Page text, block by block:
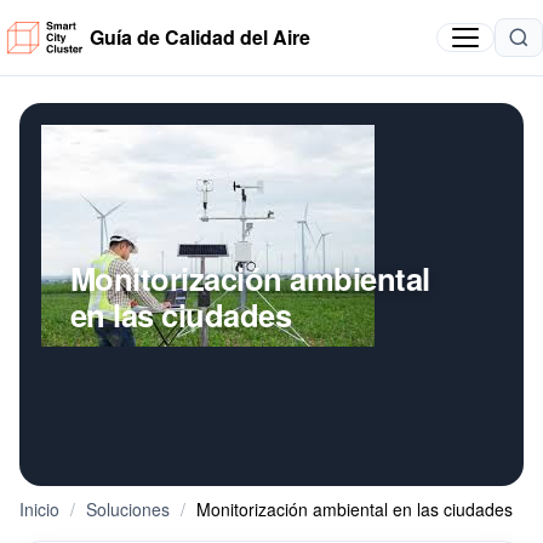
Guía de Calidad del Aire
Monitorización ambiental
en las ciudades
Inicio / Soluciones / Monitorización ambiental en las ciudades